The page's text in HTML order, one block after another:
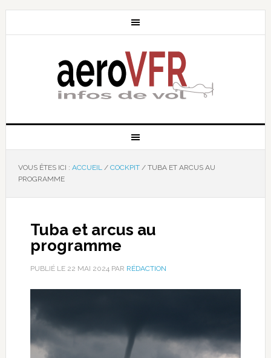
VOUS ÊTES ICI : ACCUEIL / COCKPIT /TUBA ET ARCUS AU
PROGRAMME
Tuba et arcus au
programme
PUBLIÉ LE 22 MAI 2024PAR RÉDACTION